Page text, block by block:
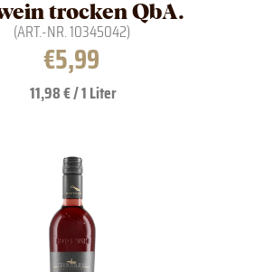
trocken QbA.
(ART.-NR.10345042)
€5,99
11,98 € / 1 Liter